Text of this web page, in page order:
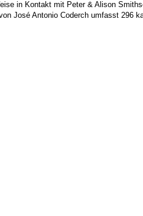
in Kontakt mit Peter & Alison
José Antonio Coderch umfasst 296